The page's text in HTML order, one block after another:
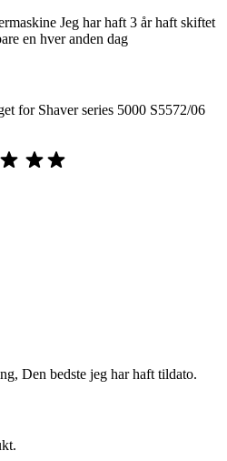
Jeg har haft 3 år haft skiftet
en hver anden dag
for Shaver series 5000 S5572/06
Den bedste jeg har haft tildato.